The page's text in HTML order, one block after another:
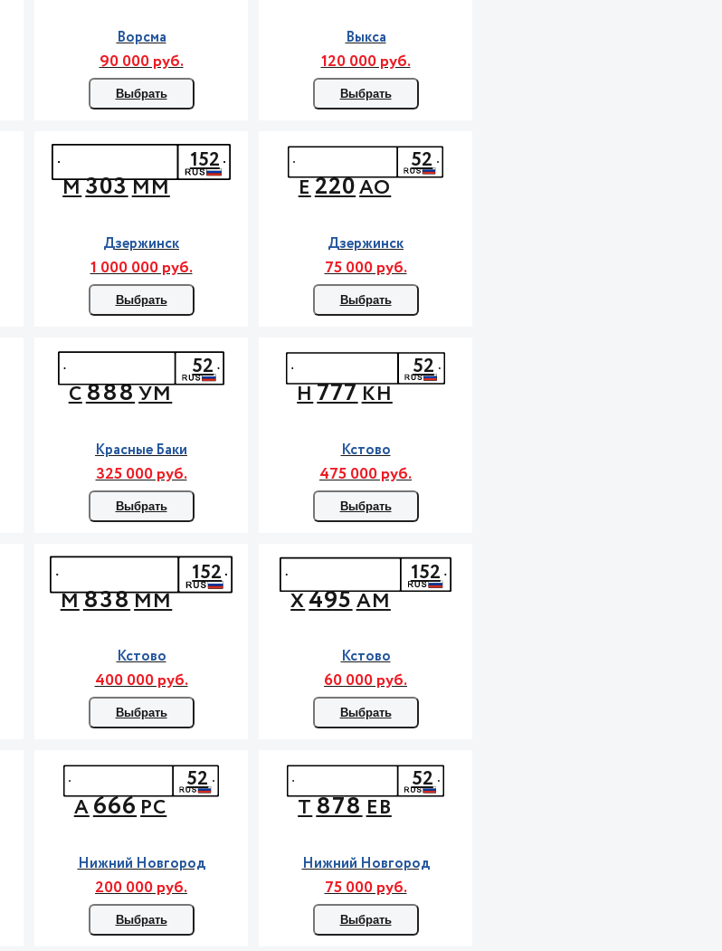
Ворсма
90 000 руб.
Выбрать
Выкса
120 000 руб.
Выбрать
М303ММ
152
Дзержинск
1 000 000 руб.
Выбрать
Е220АО
52
Дзержинск
75 000 руб.
Выбрать
С888УМ
52
Красные Баки
325 000 руб.
Выбрать
Н777КН
52
Кстово
475 000 руб.
Выбрать
М838ММ
152
Кстово
400 000 руб.
Выбрать
Х495АМ
152
Кстово
60 000 руб.
Выбрать
А666РС
52
Нижний Новгород
200 000 руб.
Выбрать
Т878ЕВ
52
Нижний Новгород
75 000 руб.
Выбрать